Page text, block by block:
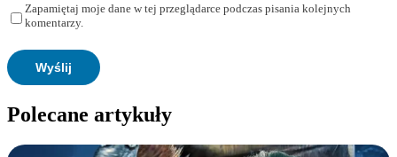
Zapamiętaj moje dane w tej przeglądarce podczas pisania kolejnych
komentarzy.
Polecane artykuły